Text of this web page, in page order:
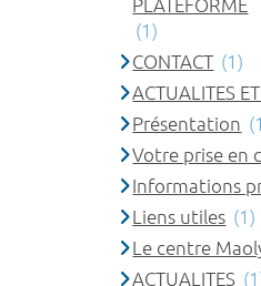
PLATEFORME
(1)
CONTACT (1)
ACTUALITES
Présentation
Votre prise en
Informations
Liens utiles (1)
Le centre
ACTUALITES